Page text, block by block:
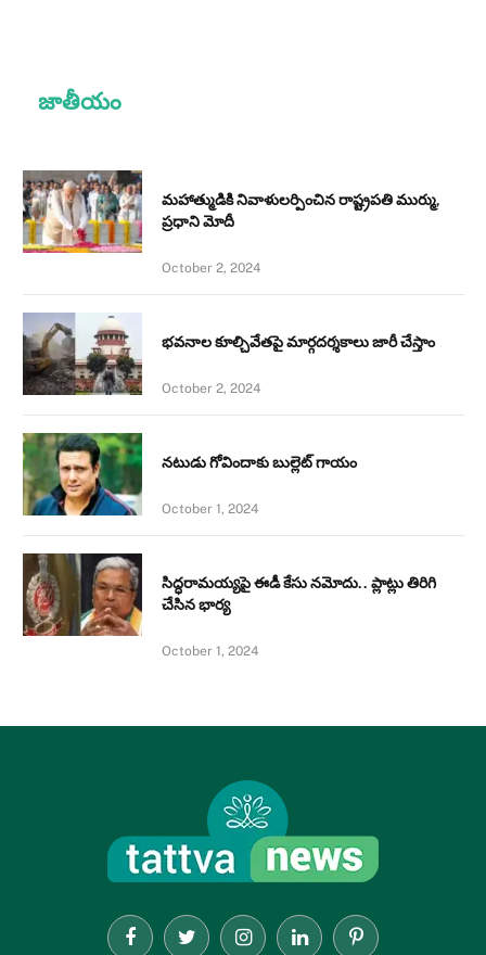
జాతీయం
మహాత్ముడికి నివాళులర్పించిన రాష్ట్రపతి ముర్ము,
ప్రధాని మోదీ
October 2, 2024
భవనాల కూల్చివేతపై మార్గదర్శకాలు జారీ చేస్తాం
October 2, 2024
నటుడు గోవిందాకు బుల్లెట్ గాయం
October 1, 2024
సిద్ధరామయ్యపై ఈడీ కేసు నమోదు.. ప్లాట్లు తిరిగి
చేసిన భార్య
October 1, 2024
FacebookTwitter InstagramLinkedInPinterest